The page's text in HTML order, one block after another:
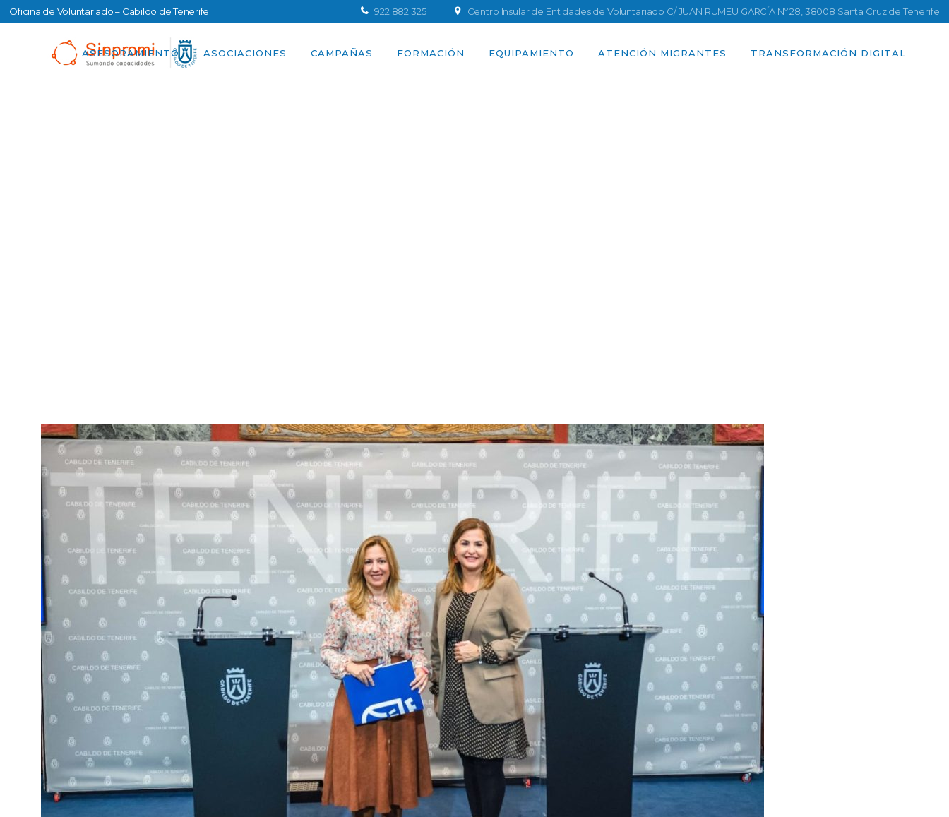
Oficina de Voluntariado – Cabildo de Tenerife 922 882 325 Centro Insular de Entidades de Voluntariado C/ JUAN RUMEU GARCÍA Nº 28, 38008 Santa Cruz de Tenerife
ASESORAMIENTO ASOCIACIONES CAMPAÑAS FORMACIÓN EQUIPAMIENTO ATENCIÓN MIGRANTES TRANSFORMACIÓN DIGITAL